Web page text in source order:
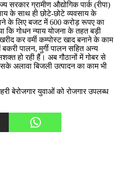
सरकार ग्रामीण औद्योगिक पार्क (रीपा)
के साथ ही छोटे-छोटे व्यवसाय के
के लिए बजट में 600 करोड़ रूपए का
कि गोधन न्याय योजना के तहत बड़ी
कर वर्मी कम्पोस्ट खाद बनाने के काम
पालन, मुर्गी पालन सहित अन्य
हो रही हैं। अब गौठानों में गोबर से
अलावा बिजली उत्पादन का काम भी
बेरोजगार युवाओं को रोजगार उपलब्ध